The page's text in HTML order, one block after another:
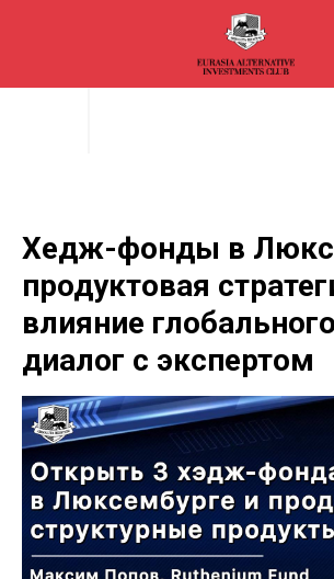
Хедж-фонды в
продуктовая
влияние
диалог с экспертом